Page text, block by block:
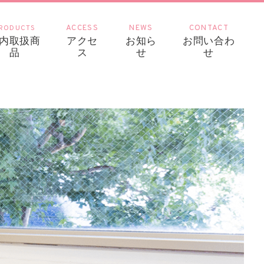
取扱商
品
ACCESS
アクセ
ス
NEWS
お知ら
せ
CONTACT
お問い合わ
せ